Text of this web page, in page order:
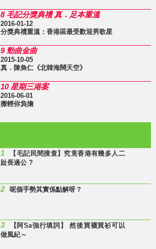
8 毛記分獎典禮 真．足本重溫
2016-01-12
分獎典禮重溫：香港區最受歡迎男歌星
9 勁曲金曲
2015-10-05
真．陳奐仁《北韓海闊天空》
10 星期三港案
2016-06-01
搬輕你負擔
1
【毛記民間搜查】究竟香港有幾多人二
趾長過公 ?
2 呢個手勢其實係點解呀？
3
【阿Sa強行填詞】 然後買襪買衫可以
做風紀～